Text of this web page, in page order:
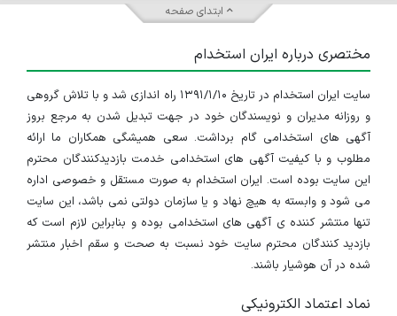
ابتدای صفحه
مختصری درباره ایران استخدام
سایت ایران استخدام در تاریخ ۱۳۹۱/۱/۱۰ راه اندازی شد و با تلاش گروهی
و روزانه مدیران و نویسندگان خود در جهت تبدیل شدن به مرجع بروز
آگهی های استخدامی گام برداشت. سعی همیشگی همکاران ما ارائه
مطلوب و با کیفیت آگهی های استخدامی خدمت بازدیدکنندگان محترم
این سایت بوده است. ایران استخدام به صورت مستقل و خصوصی اداره
می شود و وابسته به هیچ نهاد و یا سازمان دولتی نمی باشد، این سایت
تنها منتشر کننده ی آگهی های استخدامی بوده و بنابراین لازم است که
بازدید کنندگان محترم سایت خود نسبت به صحت و سقم اخبار منتشر
شده در آن هوشیار باشند.
نماد اعتماد الکترونیکی